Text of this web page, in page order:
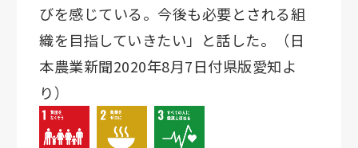
びを感じている。今後も必要とされる組
織を目指していきたい」と話した。（日
本農業新聞2020年8月7日付県版愛知よ
り）